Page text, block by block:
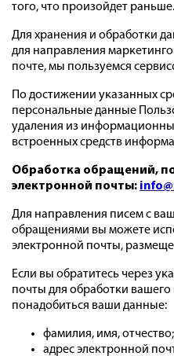
того, что произойдет раньше.
Для хранения и обработки
для направления
почте, мы пользуемся
По достижении указанных
персональные данные
удаления из
встроенных средств
Обработка обращений,
электронной почты:
Для направления писем с
обращениями вы можете
электронной почты,
Если вы обратитесь через
почты для обработки
понадобиться ваши данные:
фамилия, имя, отчество;
адрес электронной